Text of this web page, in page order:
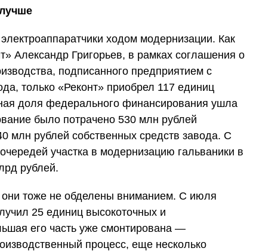
ходом модернизации. Как
Александр Григорьев, в рамках соглашения о
подписанного предприятием с
только «Реконт» приобрел 117 единиц
доля федерального финансирования ушла
было потрачено 530 млн рублей
млн рублей собственных средств завода. С
участка в модернизацию гальваники в
рублей.
тоже не обделены вниманием. С июля
25 единиц высокоточных и
его часть уже смонтирована —
процесс, еще несколько